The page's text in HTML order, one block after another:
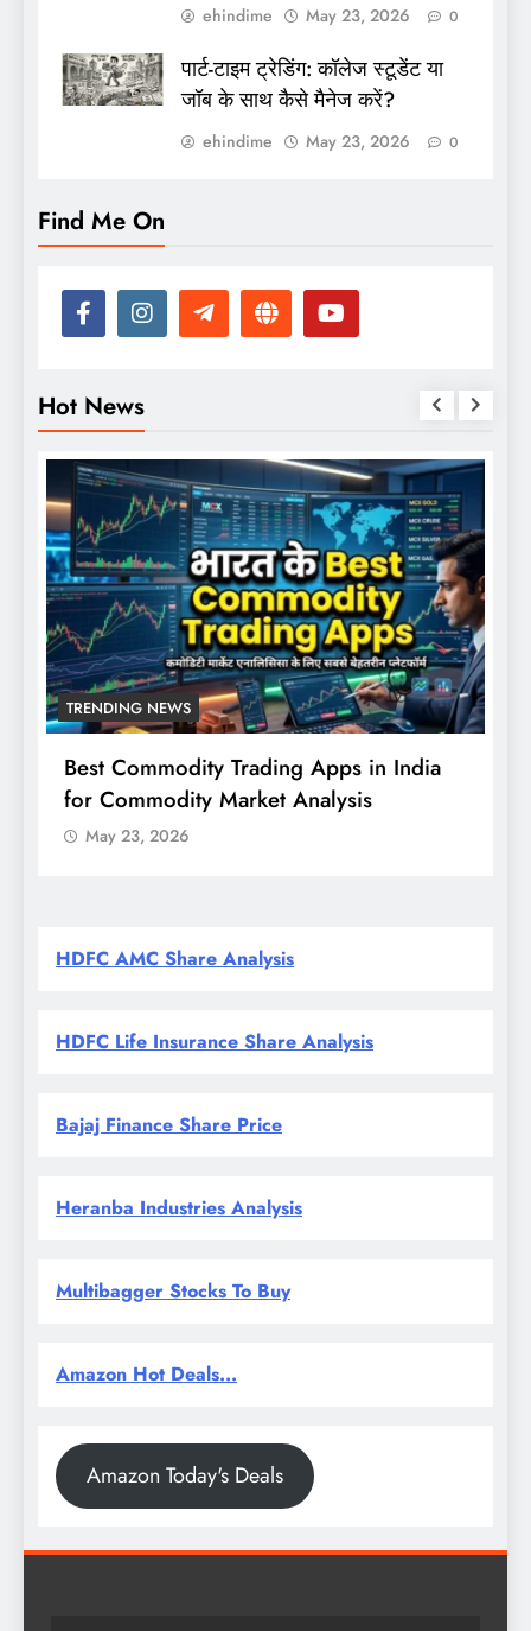
ehindime May 23, 2026 0
पार्ट-टाइम ट्रेडिंग: कॉलेज स्टूडेंट या
जॉब के साथ कैसे मैनेज करें?
ehindime May 23, 2026 0
Find Me On
Hot News
TRENDING NEWS
Best Commodity Trading Apps in India
for Commodity Market Analysis
May 23, 2026
HDFC AMC Share Analysis
HDFC Life Insurance Share Analysis
Bajaj Finance Share Price
Heranba Industries Analysis
Multibagger Stocks To Buy
Amazon Hot Deals...
Amazon Today's Deals